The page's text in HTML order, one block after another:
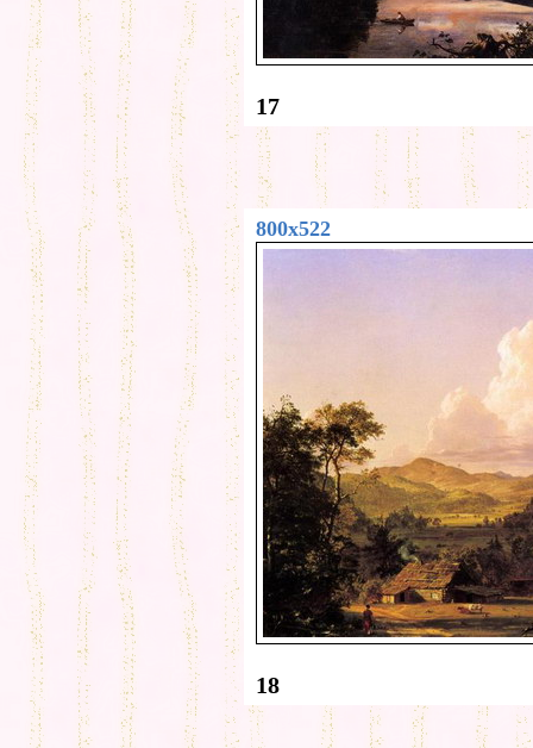
17
800x522
18